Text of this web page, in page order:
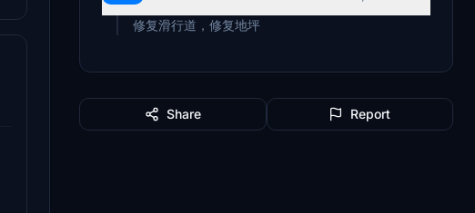
修复滑行道，修复地坪
Share Report